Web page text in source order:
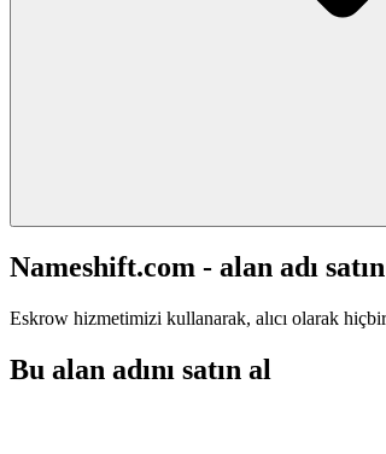
Nameshift.com - alan adı
Eskrow hizmetimizi kullanarak, alıcı olarak
Bu alan adını satın al